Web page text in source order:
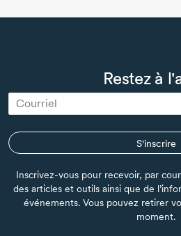
Restez à
S'inscrire
Inscrivez-vous pour recevoir, par
des articles et outils ainsi que de
événements. Vous pouvez retirer
moment.